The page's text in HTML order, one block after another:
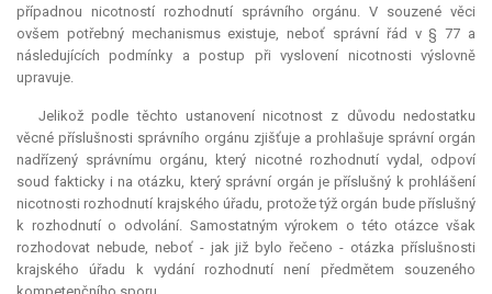
případnou nicotností rozhodnutí správního orgánu. V souzené věci
ovšem potřebný mechanismus existuje, neboť správní řád v § 77 a
následujících podmínky a postup při vyslovení nicotnosti výslovně
upravuje.
Jelikož podle těchto ustanovení nicotnost z důvodu nedostatku
věcné příslušnosti správního orgánu zjišťuje a prohlašuje správní orgán
nadřízený správnímu orgánu, který nicotné rozhodnutí vydal, odpoví
soud fakticky i na otázku, který správní orgán je příslušný k prohlášení
nicotnosti rozhodnutí krajského úřadu, protože týž orgán bude příslušný
k rozhodnutí o odvolání. Samostatným výrokem o této otázce však
rozhodovat nebude, neboť - jak již bylo řečeno - otázka příslušnosti
krajského úřadu k vydání rozhodnutí není předmětem souzeného